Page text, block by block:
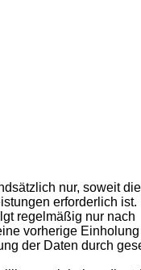
nur, soweit
erforderlich ist.
regelmäßig nur nach
vorherige
der Daten durch